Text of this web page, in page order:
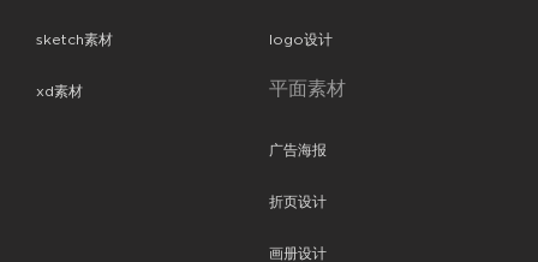
sketch素材
xd素材
logo设计
平面素材
广告海报
折页设计
画册设计